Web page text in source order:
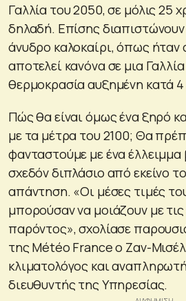
Γαλλία του 2050, σε μόλις 25
δηλαδή. Επίσης διαπιστώνουν
άνυδρο καλοκαίρι, όπως ήταν
αποτελεί κανόνα σε μια
θερμοκρασία αυξημένη κατά
Πώς θα είναι όμως ένα ξηρό
με τα μέτρα του 2100; Θα
φανταστούμε με ένα
σχεδόν διπλάσιο από εκείνο
απάντηση. «Οι μέσες τιμές
μπορούσαν να μοιάζουν με
παρόντος», σχολίασε
της Météo France ο Ζαν-
κλιματολόγος και
διευθυντής της Υπηρεσίας.